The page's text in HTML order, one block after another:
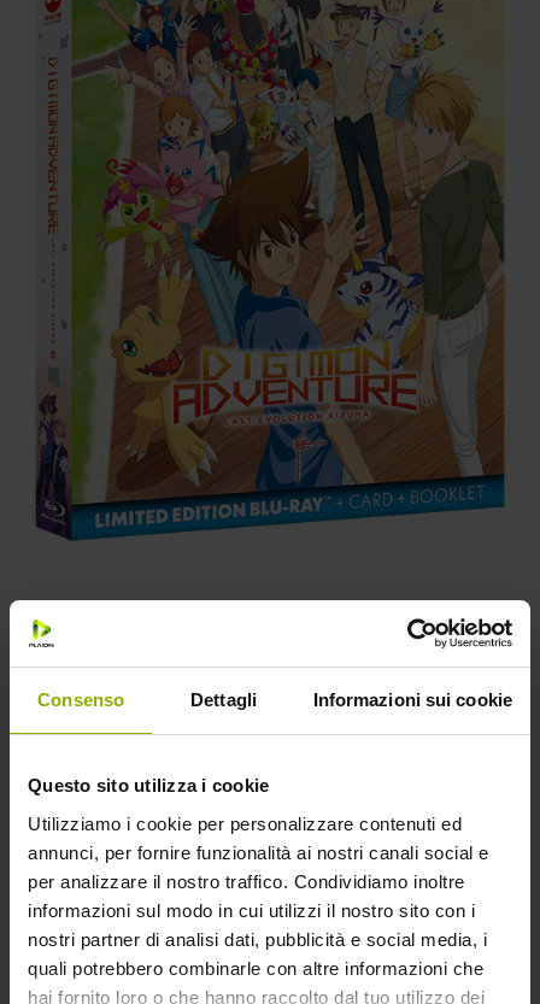
Consenso Dettagli Informazioni sui cookie
Questo sito utilizza i cookie
Utilizziamo i cookie per personalizzare contenuti ed
annunci, per fornire funzionalità ai nostri canali social e
per analizzare il nostro traffico. Condividiamo inoltre
informazioni sul modo in cui utilizzi il nostro sito con i
nostri partner di analisi dati, pubblicità e social media, i
quali potrebbero combinarle con altre informazioni che
hai fornito loro o che hanno raccolto dal tuo utilizzo dei
REGIA Tomohisa Taguchi
TRAMA Dopo il successo cinematografico, l'ultima
avventura di Taichi, Agumon e tutti gli altri arriva in Limited
Edition DVD e Blu-ray targate Anime Factory con Booklet
esclusivo di 44 pagine con intervista al regista, schede
personaggi, approfondimenti, gallerie e Card da Collezione.
Dieci anni dopo il suo primo incontro con Agumon, Taichi